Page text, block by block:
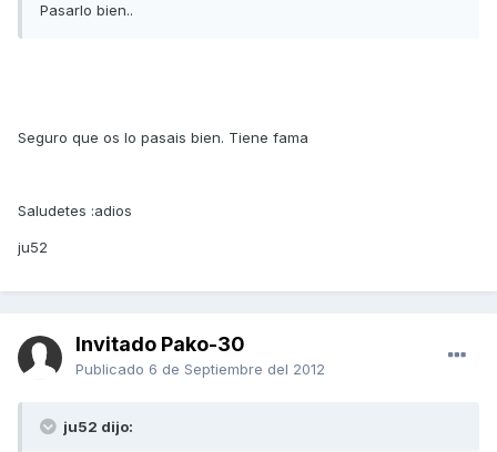
Pasarlo bien..
Seguro que os lo pasais bien. Tiene fama
Saludetes :adios
ju52
Invitado Pako-30
Publicado 6 de Septiembre del 2012
ju52 dijo: